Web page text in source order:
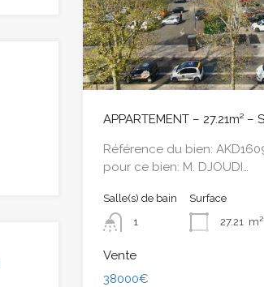
APPARTEMENT – 27.21m² –
Référence du bien:
pour ce bien: M. DJOUDI…
Salle(s) de bain
1
Surface
27.21 m²
Vente
38000€